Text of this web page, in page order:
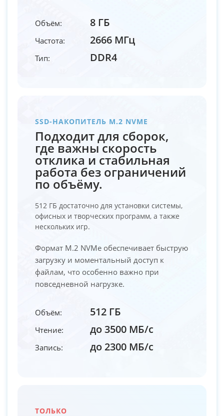
Объём: 8 ГБ
Частота: 2666 МГц
Тип: DDR4
SSD-НАКОПИТЕЛЬ M.2 NVME
Подходит для сборок,
где важны скорость
отклика и стабильная
работа без ограничений
по объёму.
512 ГБ достаточно для установки системы,
офисных и творческих программ, а также
нескольких игр.
Формат M.2 NVMe обеспечивает быструю
загрузку и моментальный доступ к
файлам, что особенно важно при
повседневной нагрузке.
Объём: 512 ГБ
Чтение: до 3500 МБ/с
Запись: до 2300 МБ/с
ТОЛЬКО